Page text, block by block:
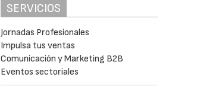
SERVICIOS
Jornadas Profesionales
Impulsa tus ventas
Comunicación y Marketing B2B
Eventos sectoriales